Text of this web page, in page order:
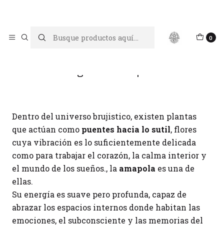
0
Inicio Blog Magia con amapolas
Dentro del universo brujistico, existen plantas
que actúan como puentes hacia lo sutil, flores
cuya vibración es lo suficientemente delicada
como para trabajar el corazón, la calma interior y
el mundo de los sueños., la amapola es una de
ellas.
Su energía es suave pero profunda, capaz de
abrazar los espacios internos donde habitan las
emociones, el subconsciente y las memorias del